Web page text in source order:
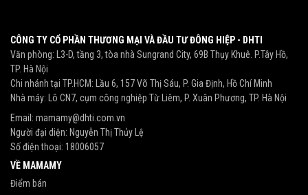
CÔNG TY CỔ PHẦN THƯƠNG MẠI VÀ ĐẦU TƯ ĐÔNG HIỆP - DHTI
Văn phòng: L3-D, tầng 3, tòa nhà Sungrand City, 69B Thụy Khuê. P.Tây Hồ,
TP. Hà Nội
Chi nhánh tại TP.HCM: Lầu 6, 157 Võ Thị Sáu, P. Gia Định, Hồ Chí Minh
Nhà máy: Lô CN7, cụm công nghiệp Từ Liêm, P. Xuân Phương, TP. Hà Nội
Email: mamamy@dhti.com.vn
Người đại diện: Nguyễn Thị Thủy Lệ
Số điện thoại: 18006057
VỀ MAMAMY
Điểm bán